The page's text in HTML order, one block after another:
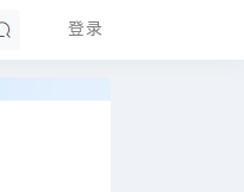
登录